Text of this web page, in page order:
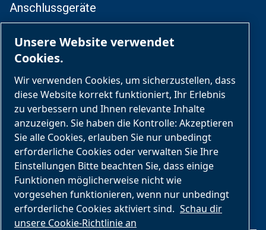
Anschlussgeräte
Medizinisches Rohrleitungssystem
Services
Tägliche Abläufe
Umbau und Nachrüstung
Installation
Unsere Website verwendet
Cookies.
Wir verwenden Cookies, um sicherzustellen, dass
diese Website korrekt funktioniert, Ihr Erlebnis
zu verbessern und Ihnen relevante Inhalte
anzuzeigen. Sie haben die Kontrolle: Akzeptieren
Sie alle Cookies, erlauben Sie nur unbedingt
erforderliche Cookies oder verwalten Sie Ihre
Einstellungen Bitte beachten Sie, dass einige
Funktionen möglicherweise nicht wie
vorgesehen funktionieren, wenn nur unbedingt
erforderliche Cookies aktiviert sind. Schau dir
unsere Cookie-Richtlinie an